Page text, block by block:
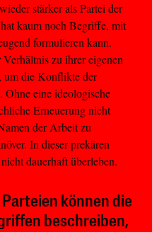
stärker als Partei der
kaum noch Begriffe, mit
formulieren kann.
zu ihrer eigenen
um die Konflikte der
Ohne eine ideologische
Erneuerung nicht
der Arbeit zu
In dieser prekären
dauerhaft überleben.
können die
beschreiben,